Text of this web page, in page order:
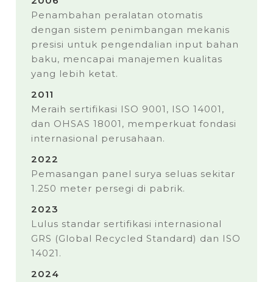
Penambahan peralatan otomatis
dengan sistem penimbangan mekanis
presisi untuk pengendalian input bahan
baku, mencapai manajemen kualitas
yang lebih ketat.
2011
Meraih sertifikasi ISO 9001, ISO 14001,
dan OHSAS 18001, memperkuat fondasi
internasional perusahaan.
2022
Pemasangan panel surya seluas sekitar
1.250 meter persegi di pabrik.
2023
Lulus standar sertifikasi internasional
GRS (Global Recycled Standard) dan ISO
14021.
2024